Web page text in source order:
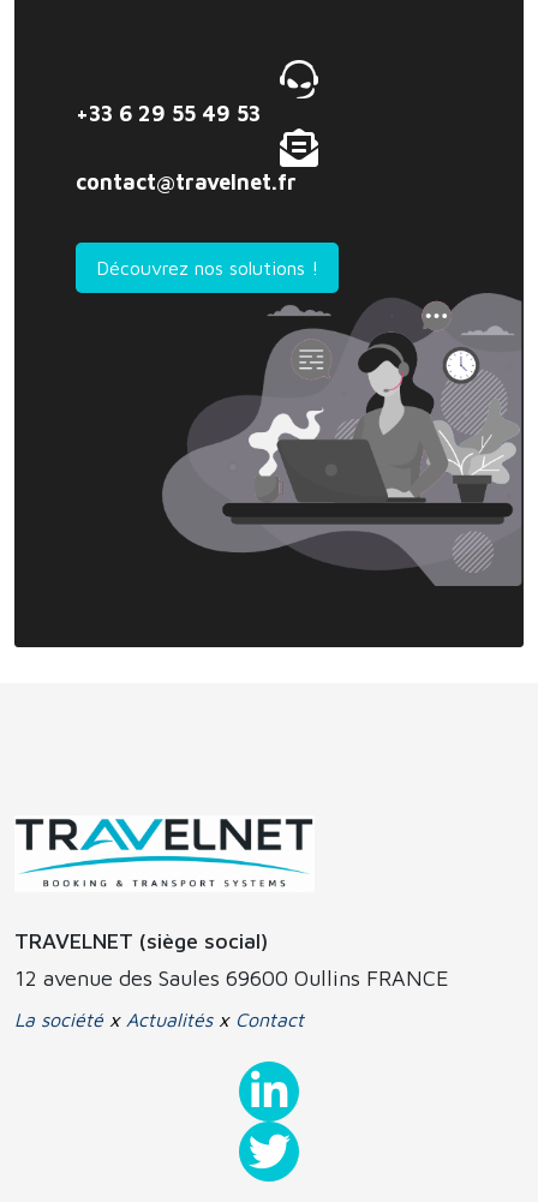
+33 6 29 55 49 53
contact@travelnet.fr
Découvrez nos solutions !
TRAVELNET (siège social)
12 avenue des Saules 69600 Oullins FRANCE
La société x Actualitésx Contact